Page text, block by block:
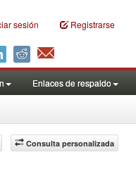
sesión Registrarse
Enlaces de respaldo
Consulta personalizada